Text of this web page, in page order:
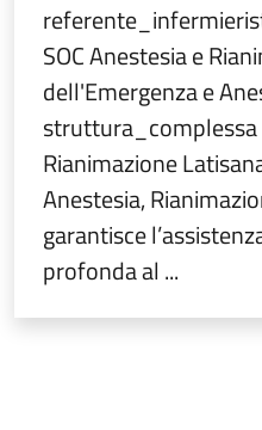
SOC Anestesia e
dell'Emergenza e
struttura_complessa
Rianimazione
Anestesia,
garantisce
profonda al ...